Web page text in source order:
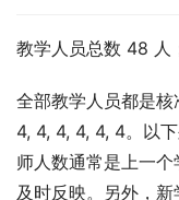
教学人员总数 48 人
全部教学人员都是核
4, 4, 4, 4, 4, 4。以
师人数通常是上一
及时反映。另外，